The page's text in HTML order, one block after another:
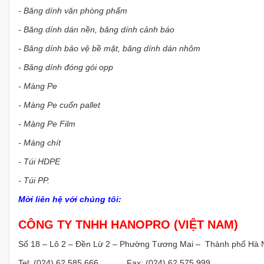
- Băng dính văn phòng phẩm
- Băng dính dán nền, băng dính cảnh báo
- Băng dính bảo vệ bề mặt, băng dính dán nhôm
- Băng dính đóng gói opp
- Màng Pe
- Màng Pe cuốn pallet
- Màng Pe Film
- Màng chít
- Túi HDPE
- Túi PP.
Mời liên hệ với chúng tôi:
CÔNG TY TNHH HANOPRO (VIỆT NAM)
Số 18 – Lô 2 – Đền Lừ 2 – Phường Tương Mai – Thành phố Hà